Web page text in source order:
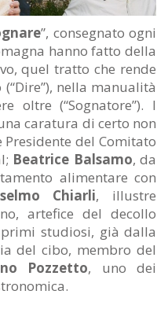
”, consegnato ogni
hanno fatto della
quel tratto che rende
nella manualità
oltre (“Sognatore”). I
caratura di certo non
Presidente del Comitato
Beatrice Balsamo, da
alimentare con
Chiarli, illustre
artefice del decollo
studiosi, già dalla
del cibo, membro del
Pozzetto, uno dei